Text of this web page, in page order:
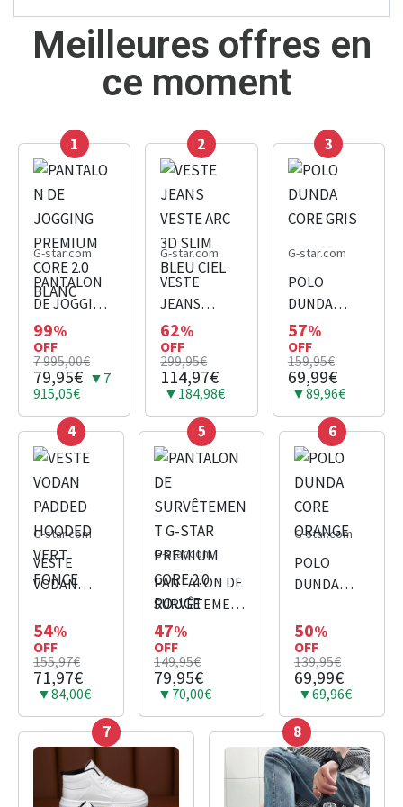
Meilleures offres en
ce moment
1
G-star.com
PANTALON
DE JOGGING
PREMIUM
CORE 2.0
BLANC
99%
OFF
7 995,00€
79,95€ ▼7
915,05€
2
G-star.com
VESTE
JEANS
VESTE ARC
3D SLIM
BLEU CIEL
62%
OFF
299,95€
114,97€
▼184,98€
3
G-star.com
POLO
DUNDA
CORE GRIS
57%
OFF
159,95€
69,99€
▼89,96€
4
G-star.com
VESTE
VODAN
HOODED
VERT
FONCE
54%
OFF
155,97€
71,97€
▼84,00€
5
G-star.com
PANTALON DE
SURVÊTEMENT
G-STAR
PREMIUM
CORE 2.0
ROUGE
47%
OFF
149,95€
79,95€
▼70,00€
6
G-star.com
POLO
DUNDA
ORANGE
50%
OFF
139,95€
69,99€
▼69,96€
7 8